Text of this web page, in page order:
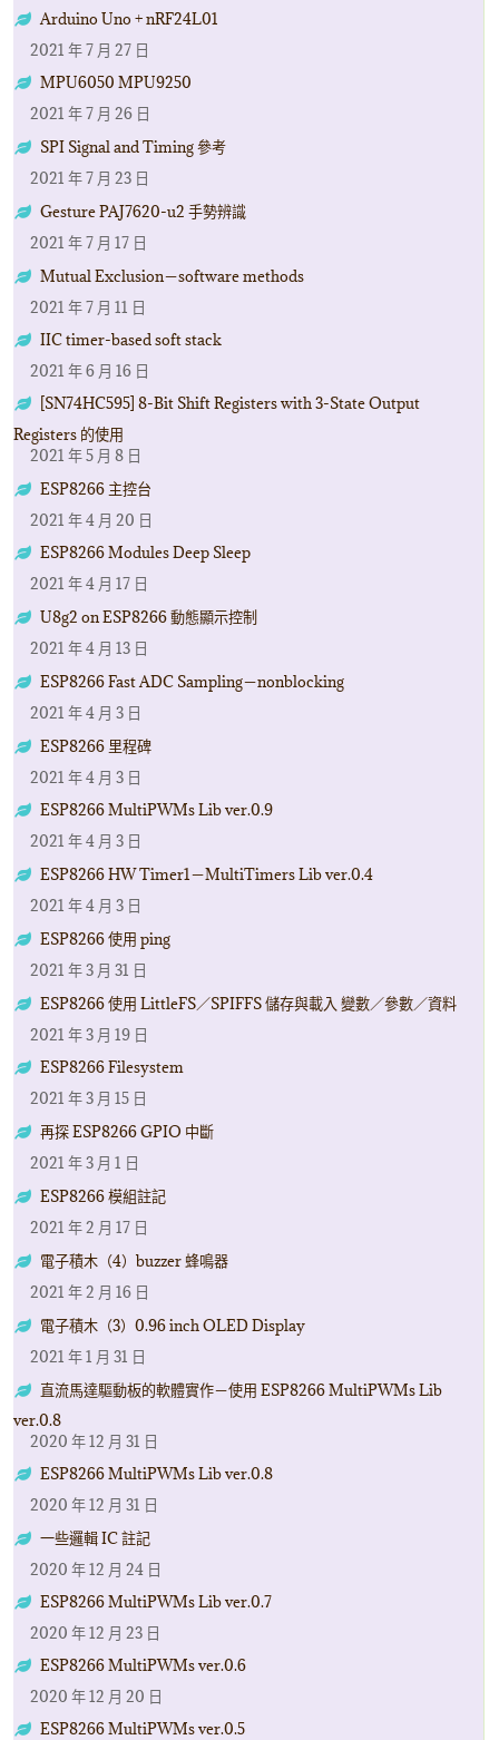
Arduino Uno + nRF24L01
2021 年 7 月 27 日
MPU6050 MPU9250
2021 年 7 月 26 日
SPI Signal and Timing 參考
2021 年 7 月 23 日
Gesture PAJ7620-u2 手勢辨識
2021 年 7 月 17 日
Mutual Exclusion－software methods
2021 年 7 月 11 日
IIC timer-based soft stack
2021 年 6 月 16 日
[SN74HC595] 8-Bit Shift Registers with 3-State Output
Registers 的使用
2021 年 5 月 8 日
ESP8266 主控台
2021 年 4 月 20 日
ESP8266 Modules Deep Sleep
2021 年 4 月 17 日
U8g2 on ESP8266 動態顯示控制
2021 年 4 月 13 日
ESP8266 Fast ADC Sampling－nonblocking
2021 年 4 月 3 日
ESP8266 里程碑
2021 年 4 月 3 日
ESP8266 MultiPWMs Lib ver.0.9
2021 年 4 月 3 日
ESP8266 HW Timer1－MultiTimers Lib ver.0.4
2021 年 4 月 3 日
ESP8266 使用 ping
2021 年 3 月 31 日
ESP8266 使用 LittleFS／SPIFFS 儲存與載入 變數／參數／資料
2021 年 3 月 19 日
ESP8266 Filesystem
2021 年 3 月 15 日
再探 ESP8266 GPIO 中斷
2021 年 3 月 1 日
ESP8266 模組註記
2021 年 2 月 17 日
電子積木（4）buzzer 蜂鳴器
2021 年 2 月 16 日
電子積木（3）0.96 inch OLED Display
2021 年 1 月 31 日
直流馬達驅動板的軟體實作－使用 ESP8266 MultiPWMs Lib
ver.0.8
2020 年 12 月 31 日
ESP8266 MultiPWMs Lib ver.0.8
2020 年 12 月 31 日
一些邏輯 IC 註記
2020 年 12 月 24 日
ESP8266 MultiPWMs Lib ver.0.7
2020 年 12 月 23 日
ESP8266 MultiPWMs ver.0.6
2020 年 12 月 20 日
ESP8266 MultiPWMs ver.0.5